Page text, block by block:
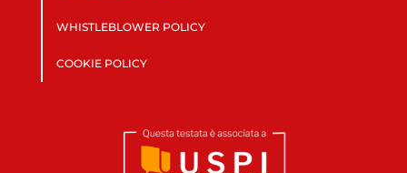
WHISTLEBLOWER POLICY
COOKIE POLICY